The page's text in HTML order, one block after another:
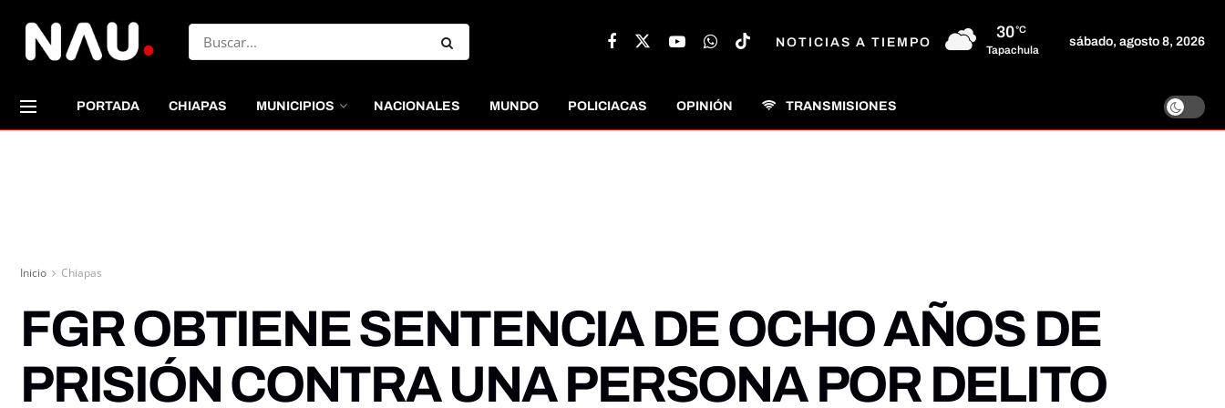
NOTICIAS A TIEMPO
30°C
Tapachula
sábado, agosto 8, 2026
PORTADA CHIAPAS MUNICIPIOS NACIONALES MUNDO POLICIACAS OPINIÓN TRANSMISIONES
Inicio Chiapas
FGR OBTIENE SENTENCIA DE OCHO AÑOS DE
PRISIÓN CONTRA UNA PERSONA POR DELITO